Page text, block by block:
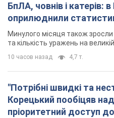
БпЛА, човнів і катерів:
оприлюднили
Минулого місяця також
та кількість уражень на
10 часов назад 4,7 т.
"Потрібні швидкі та
Корецький пообіцяв
пріоритетний доступ